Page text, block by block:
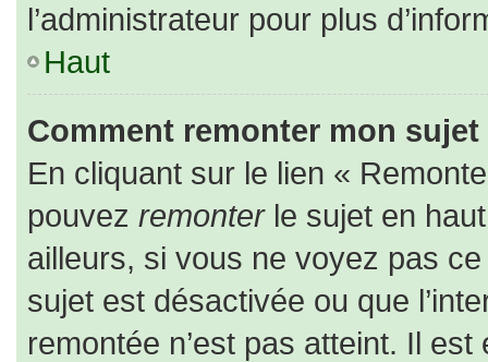
l’administrateur pour plus
Haut
Comment remonter mon sujet
En cliquant sur le lien «
pouvez remonterle sujet en
ailleurs, si vous ne voyez pas
sujet est désactivée ou que
remontée n’est pas atteint. Il